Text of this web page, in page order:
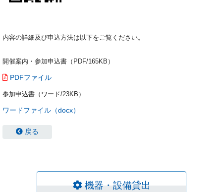
内容の詳細及び申込方法は以下をご覧ください。
開催案内・参加申込書（PDF/165KB）
PDFファイル
参加申込書（ワード/23KB）
ワードファイル（docx）
戻る
機器・設備貸出